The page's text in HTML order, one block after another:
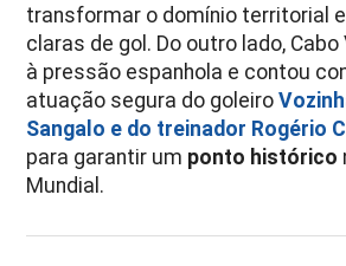
transformar o domínio territorial
claras de gol. Do outro lado,
à pressão espanhola e contou
atuação segura do goleiro
Sangalo e do treinador Rogério
para garantir um ponto histórico
Mundial.